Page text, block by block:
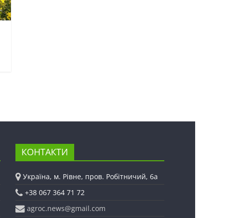
КОНТАКТИ
Україна, м. Рівне, пров. Робітничий, 6а
+38 067 364 71 72
agroc.news@gmail.com